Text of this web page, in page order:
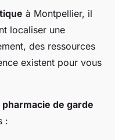
à Montpellier, il
localiser une
des ressources
existent pour vous
de garde
: